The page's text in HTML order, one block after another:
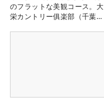
のフラットな美観コース。大
栄カントリー俱楽部（千葉